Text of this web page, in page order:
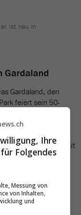
ist neu in
Gardaland
Gardaland, den
feiert sein 50-
Island eine
Ride, der auf 6000
die
Schatzsuche mit
den
die Attraktion
Technologie. Die
und fällt mit dem
50 Jahre nach der
geplant, die das
Ihre
Folgendes
Messung von
von Inhalten,
und